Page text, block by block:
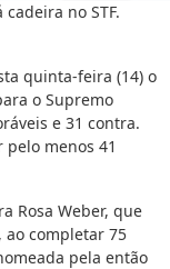
no STF.
quinta-feira (14) o
o Supremo
e 31 contra.
pelo menos 41
Rosa Weber, que
ao completar 75
pela então